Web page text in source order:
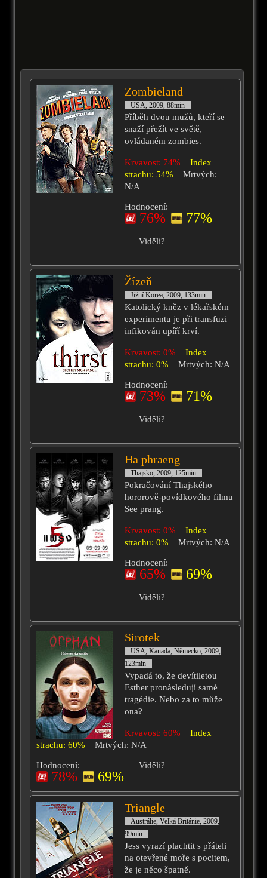
Zombieland
USA, 2009, 88min
Příběh dvou mužů, kteří se
snaží přežít ve světě,
ovládaném zombies.
Krvavost: 74%
Index
strachu: 54%
Mrtvých:
N/A
Hodnocení:
76% 77%
Viděli?
Žízeň
Jižní Korea, 2009, 133min
Katolický kněz v lékařském
experimentu je při transfuzi
infikován upíří krví.
Krvavost: 0%
Index
strachu: 0%
Mrtvých: N/A
Hodnocení:
73% 71%
Viděli?
Ha phraeng
Thajsko, 2009, 125min
Pokračování Thajského
hororově-povídkového filmu
See prang.
Krvavost: 0%
Index
strachu: 0%
Mrtvých: N/A
Hodnocení:
65% 69%
Viděli?
Sirotek
USA, Kanada, Německo, 2009,
123min
Vypadá to, že devítiletou
Esther pronásledují samé
tragédie. Nebo za to může
ona?
Krvavost: 60%
Index
strachu: 60%
Mrtvých: N/A
Hodnocení:
78% 69%
Viděli?
Triangle
Austrálie, Velká Británie, 2009,
99min
Jess vyrazí plachtit s přáteli
na otevřené moře s pocitem,
že je něco špatně.